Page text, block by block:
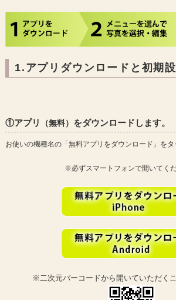
1.アプリダウンロードと初期
①アプリ （無料） をダウンロードします。
お使いの機種名の「無料アプリをダウンロード」をタ
※必ずスマートフォンで開いてくだ
※二次元バーコードから開いていただくこ